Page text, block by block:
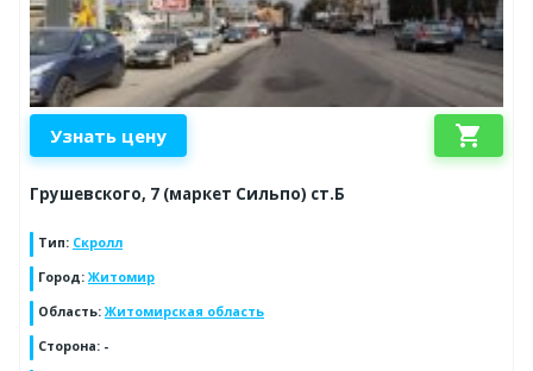
Узнать цену shopping_cart
Грушевского, 7 (маркет Сильпо) ст.Б
Тип: Скролл
Город: Житомир
Область: Житомирская область
Сторона: -